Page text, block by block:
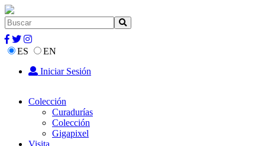
ES
EN
Iniciar Sesión
Colección
Curadurías
Colección
Gigapixel
Visita